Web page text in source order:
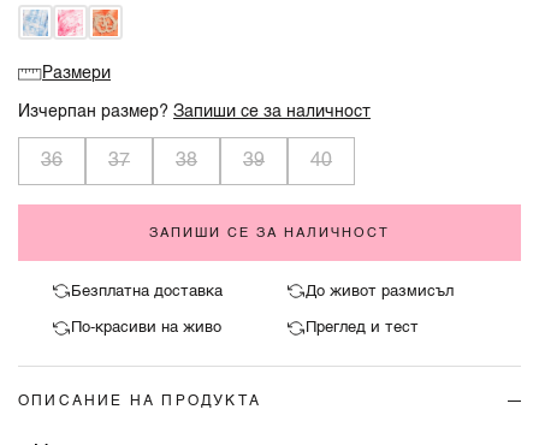
Размери
Изчерпан размер?Запиши се за наличност
36 37 38 39 40
ЗАПИШИ СЕ ЗА НАЛИЧНОСТ
Безплатна доставка До живот размисъл
По-красиви на живо Преглед и тест
ОПИСАНИЕ НА ПРОДУКТА